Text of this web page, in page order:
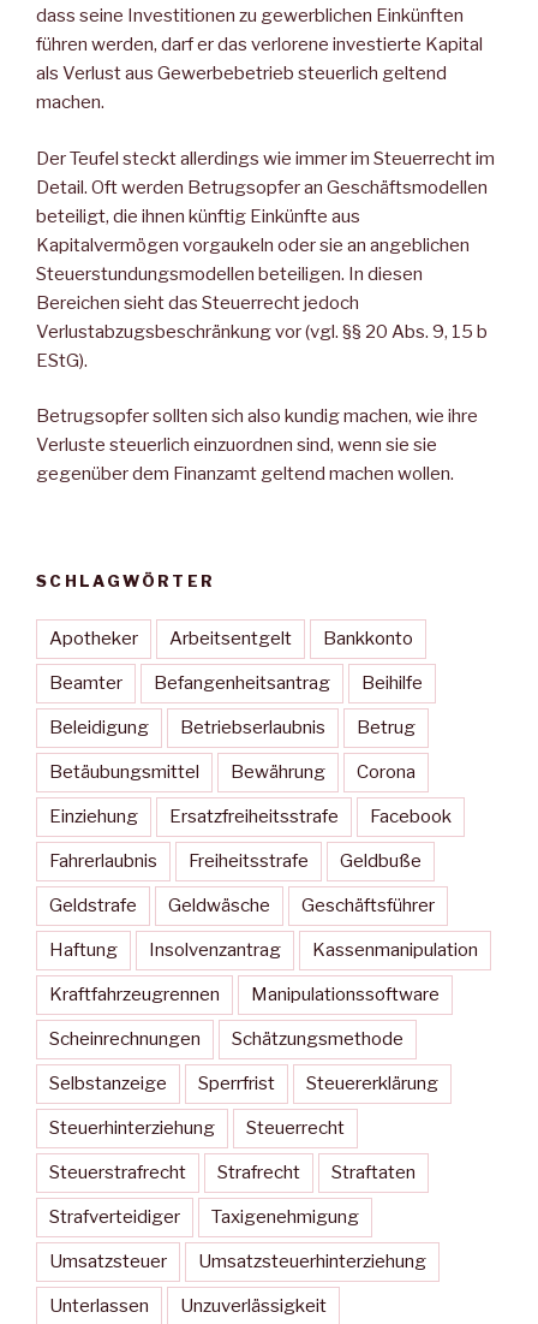
dass seine Investitionen zu gewerblichen Einkünften
führen werden, darf er das verlorene investierte Kapital
als Verlust aus Gewerbebetrieb steuerlich geltend
machen.
Der Teufel steckt allerdings wie immer im Steuerrecht im
Detail. Oft werden Betrugsopfer an Geschäftsmodellen
beteiligt, die ihnen künftig Einkünfte aus
Kapitalvermögen vorgaukeln oder sie an angeblichen
Steuerstundungsmodellen beteiligen. In diesen
Bereichen sieht das Steuerrecht jedoch
Verlustabzugsbeschränkung vor (vgl. §§ 20 Abs. 9, 15 b
EStG).
Betrugsopfer sollten sich also kundig machen, wie ihre
Verluste steuerlich einzuordnen sind, wenn sie sie
gegenüber dem Finanzamt geltend machen wollen.
SCHLAGWÖRTER
Apotheker Arbeitsentgelt Bankkonto
Beamter Befangenheitsantrag Beihilfe
Beleidigung Betriebserlaubnis Betrug
Betäubungsmittel Bewährung Corona
Einziehung Ersatzfreiheitsstrafe Facebook
Fahrerlaubnis Freiheitsstrafe Geldbuße
Geldstrafe Geldwäsche Geschäftsführer
Haftung Insolvenzantrag Kassenmanipulation
Kraftfahrzeugrennen Manipulationssoftware
Scheinrechnungen Schätzungsmethode
Selbstanzeige Sperrfrist Steuererklärung
Steuerhinterziehung Steuerrecht
Steuerstrafrecht Strafrecht Straftaten
Strafverteidiger Taxigenehmigung
Umsatzsteuer Umsatzsteuerhinterziehung
Unterlassen Unzuverlässigkeit